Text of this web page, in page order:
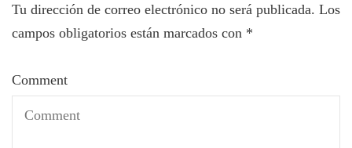
Tu dirección de correo electrónico no será publicada. Los
campos obligatorios están marcados con *
Comment